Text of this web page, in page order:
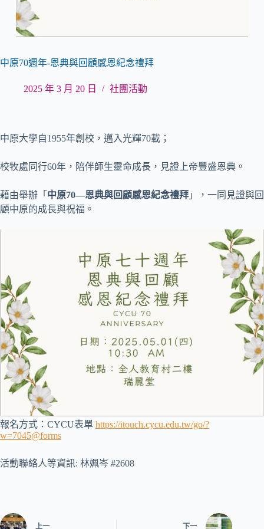
中原70週年-恩典與回顧感恩紀念禮拜
2025 年 3 月 20 日 社團活動
中原大學自1955年創校，邁入光輝70載；
校牧處同行60年，陪伴師生靈命成長，見證上帝豐盛恩典。
藉由舉辦「 中原70—恩典與回顧感恩紀念禮拜 」，一同見證與回
顧中原的成長與祝福。
報名方式：CYCU表單 https://itouch.cycu.edu.tw/go/?
w=7045@forms
活動聯絡人等資訊: 林姵岑 #2608
上一 下一